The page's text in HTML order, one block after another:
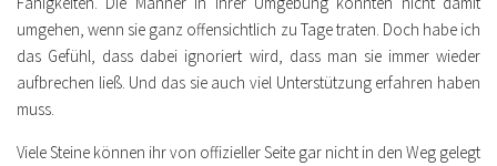
umgehen, wenn sie ganz offensichtlich zu Tage traten. Doch habe ich
das Gefühl, dass dabei ignoriert wird, dass man sie immer wieder
aufbrechen ließ. Und das sie auch viel Unterstützung erfahren haben
muss.
Viele Steine können ihr von offizieller Seite gar nicht in den Weg gelegt